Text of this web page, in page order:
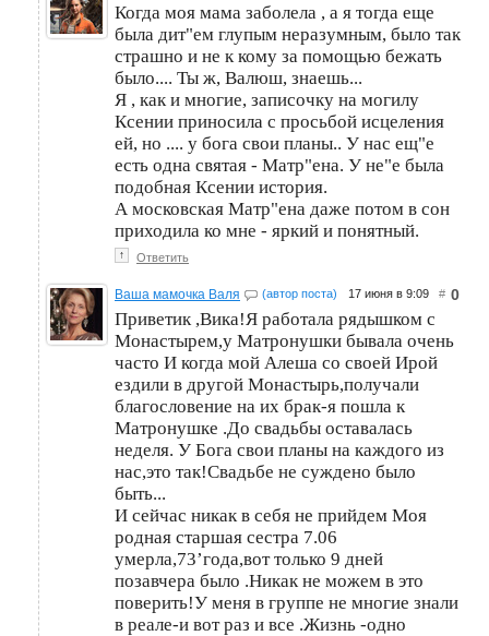
Когда моя мама заболела , а я тогда еще
была дит"eм глупым неразумным, было так
страшно и не к кому за помощью бежать
было.... Ты ж, Валюш, знаешь...
Я , как и многие, записочку на могилу
Ксении приносила с просьбой исцеления
ей, но .... у бога свои планы.. У нас ещ"e
есть одна святая - Матр"eна. У не"e была
подобная Ксении история.
А московская Матр"eна даже потом в сон
приходила ко мне - яркий и понятный.
↑ Ответить
Ваша мамочка Валя (автор поста) 17 июня в 9:09 # 0
Приветик ,Вика!Я работала рядышком с
Монастырем,у Матронушки бывала очень
часто И когда мой Алеша со своей Ирой
ездили в другой Монастырь,получали
благословение на их брак-я пошла к
Матронушке .До свадьбы оставалась
неделя. У Бога свои планы на каждого из
нас,это так!Свадьбе не суждено было
быть...
И сейчас никак в себя не прийдем Моя
родная старшая сестра 7.06
умерла,73’года,вот только 9 дней
позавчера было .Никак не можем в это
поверить!У меня в группе не многие знали
в реале-и вот раз и все .Жизнь -одно